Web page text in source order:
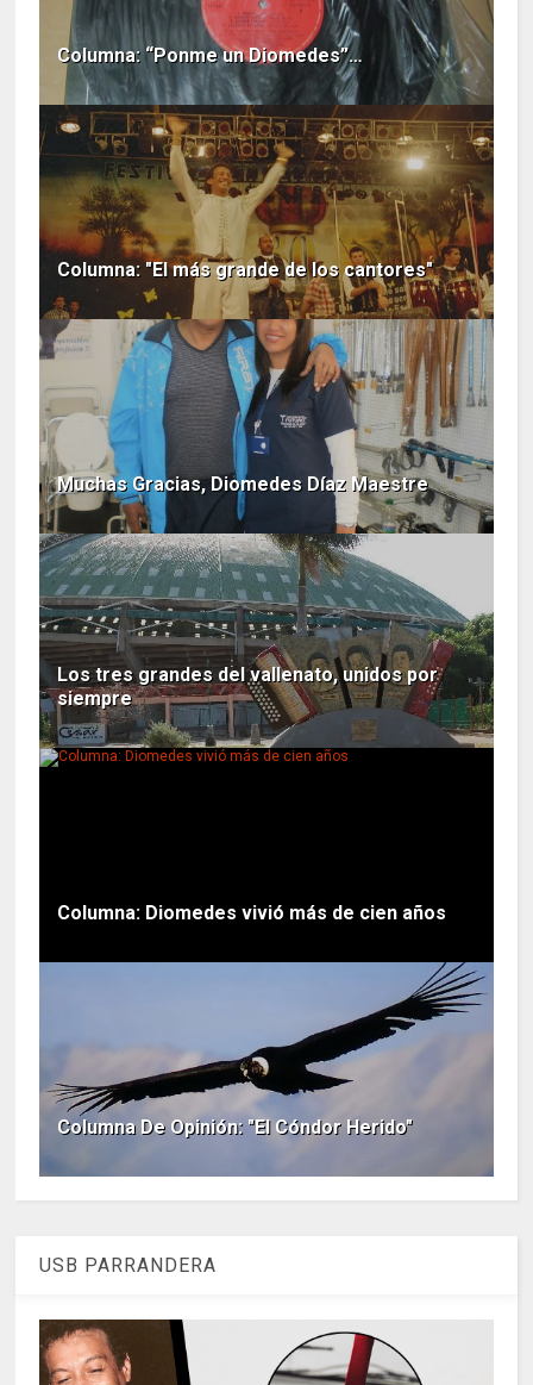
Columna: “Ponme un Diomedes”…
Columna: "El más grande de los cantores"
Muchas Gracias, Diomedes Díaz Maestre
Los tres grandes del vallenato, unidos por
siempre
Columna: Diomedes vivió más de cien años
Columna De Opinión: "El Cóndor Herido"
USB PARRANDERA